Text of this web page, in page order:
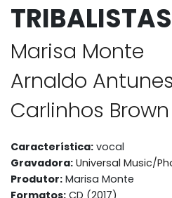
Marisa Monte
Arnaldo Antunes
Carlinhos Brown
Característica: vocal
Gravadora: Universal Music/
Produtor: Marisa Monte
Formatos: CD (2017)